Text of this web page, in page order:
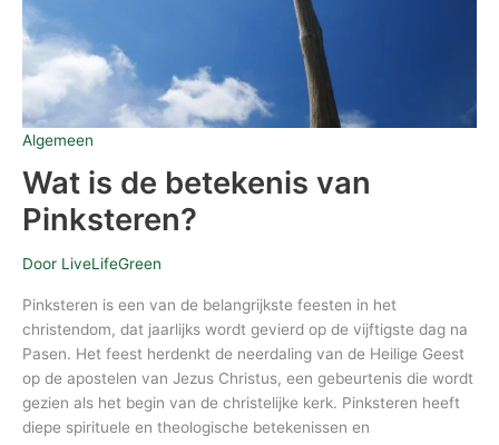
Algemeen
Wat is de betekenis van
Pinksteren?
Door LiveLifeGreen
Pinksteren is een van de belangrijkste feesten in het
christendom, dat jaarlijks wordt gevierd op de vijftigste dag na
Pasen. Het feest herdenkt de neerdaling van de Heilige Geest
op de apostelen van Jezus Christus, een gebeurtenis die wordt
gezien als het begin van de christelijke kerk. Pinksteren heeft
diepe spirituele en theologische betekenissen en